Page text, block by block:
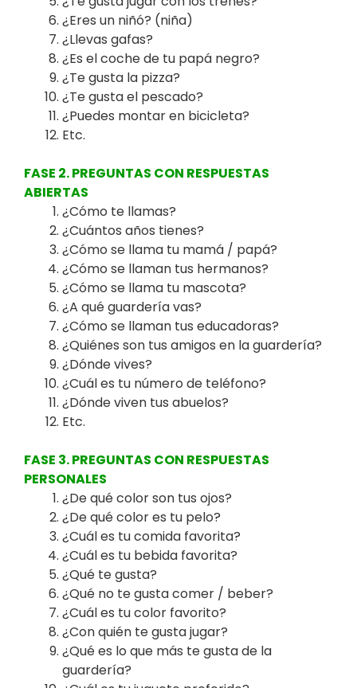
¿Eres un niñó? (niña)
¿Llevas gafas?
¿Es el coche de tu papá negro?
¿Te gusta la pizza?
¿Te gusta el pescado?
¿Puedes montar en bicicleta?
Etc.
FASE 2. PREGUNTAS CON RESPUESTAS
ABIERTAS
¿Cómo te llamas?
¿Cuántos años tienes?
¿Cómo se llama tu mamá / papá?
¿Cómo se llaman tus hermanos?
¿Cómo se llama tu mascota?
¿A qué guardería vas?
¿Cómo se llaman tus educadoras?
¿Quiénes son tus amigos en la guardería?
¿Dónde vives?
¿Cuál es tu número de teléfono?
¿Dónde viven tus abuelos?
Etc.
FASE 3. PREGUNTAS CON RESPUESTAS
PERSONALES
¿De qué color son tus ojos?
¿De qué color es tu pelo?
¿Cuál es tu comida favorita?
¿Cuál es tu bebida favorita?
¿Qué te gusta?
¿Qué no te gusta comer / beber?
¿Cuál es tu color favorito?
¿Con quién te gusta jugar?
¿Qué es lo que más te gusta de la
guardería?